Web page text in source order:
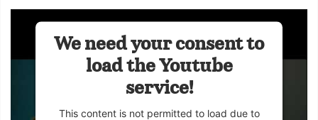
We need your consent to
load the Youtube
service!
This content is not permitted to load due to